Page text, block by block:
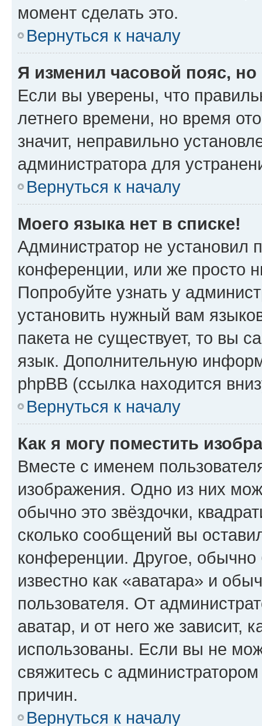
момент сделать это.
Вернуться к началу
Я изменил часовой пояс,
Если вы уверены, что
летнего времени, но время
значит, неправильно
администратора для
Вернуться к началу
Моего языка нет в списке!
Администратор не установил
конференции, или же просто
Попробуйте узнать у
установить нужный вам
пакета не существует, то вы
язык. Дополнительную
phpBB (ссылка находится
Вернуться к началу
Как я могу поместить
Вместе с именем
изображения. Одно из них
обычно это звёздочки,
сколько сообщений вы
конференции. Другое,
известно как «аватара» и
пользователя. От
аватар, и от него же зависит,
использованы. Если вы не
свяжитесь с
причин.
Вернуться к началу